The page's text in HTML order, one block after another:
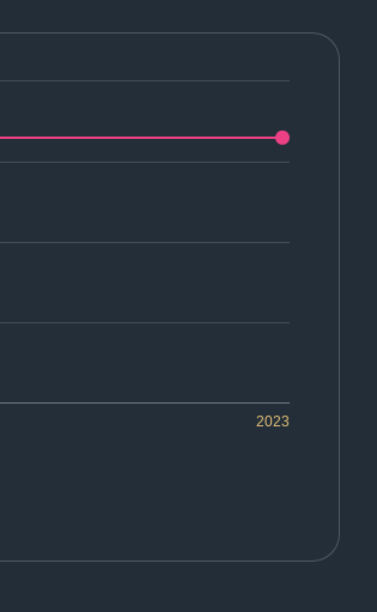
2023